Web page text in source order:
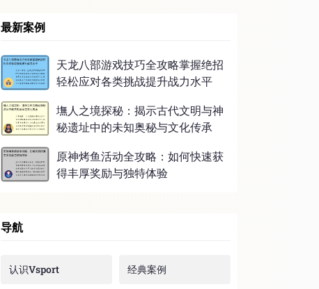
最新案例
天龙八部游戏技巧全攻略掌握绝招
轻松应对各类挑战提升战力水平
墲人之境探秘：揭示古代文明与神
秘遗址中的未知奥秘与文化传承
原神烤鱼活动全攻略：如何快速获
得丰厚奖励与独特体验
导航
认识Vsport 经典案例